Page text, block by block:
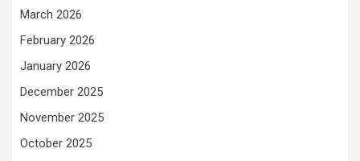
March 2026
February 2026
January 2026
December 2025
November 2025
October 2025